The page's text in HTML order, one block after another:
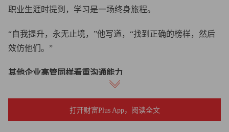
职业生涯时提到，学习是一场终身旅程。
“自我提升，永无止境，”他写道，“找到正确的榜样，然后
效仿他们。”
其他企业高管同样看重沟通能力
亚马逊创始人杰夫·贝索斯同样十分重视沟通能力。2012年
被《财富》杂志评为“年度商业人物”时，他曾谈到，沟通能
打开财富Plus App，阅读全文